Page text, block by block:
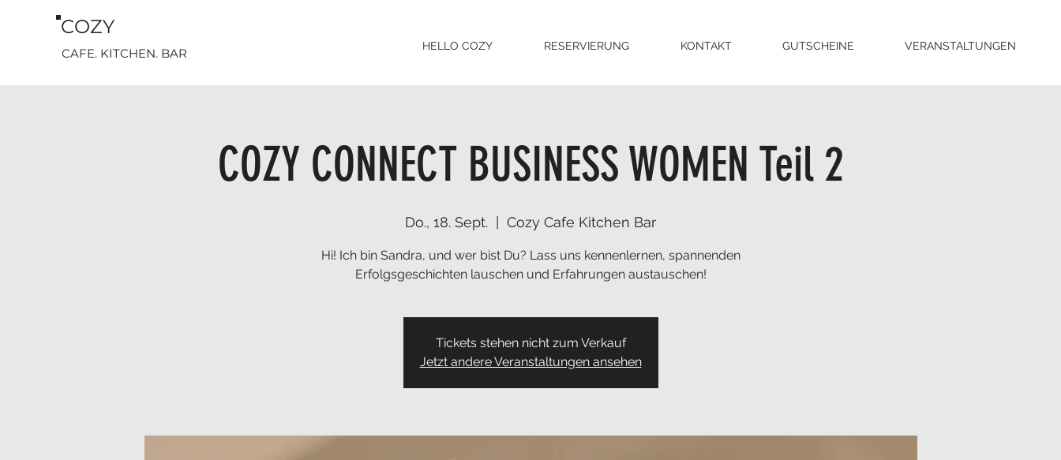
COZY
CAFE. KITCHEN. BAR HELLO COZY RESERVIERUNG KONTAKT GUTSCHEINE VERANSTALTUNGEN
COZY CONNECT BUSINESS WOMEN Teil 2
Do., 18. Sept. Cozy Cafe Kitchen Bar
Hi! Ich bin Sandra, und wer bist Du? Lass uns kennenlernen, spannenden
Erfolgsgeschichten lauschen und Erfahrungen austauschen!
Tickets stehen nicht zum Verkauf
Jetzt andere Veranstaltungen ansehen